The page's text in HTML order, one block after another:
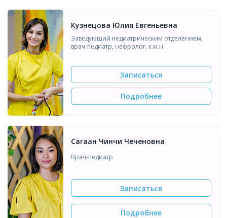
Кузнецова Юлия Евгеньевна
Заведующий педиатрическим отделением,
врач-педиатр, нефролог, к.м.н
Записаться
Подробнее
Сагаан Чинчи Чеченовна
Врач-педиатр
Записаться
Подробнее